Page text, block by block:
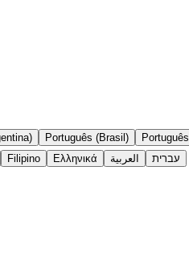
Português (Brasil) Português
Filipino Ελληνικά العربية עברית